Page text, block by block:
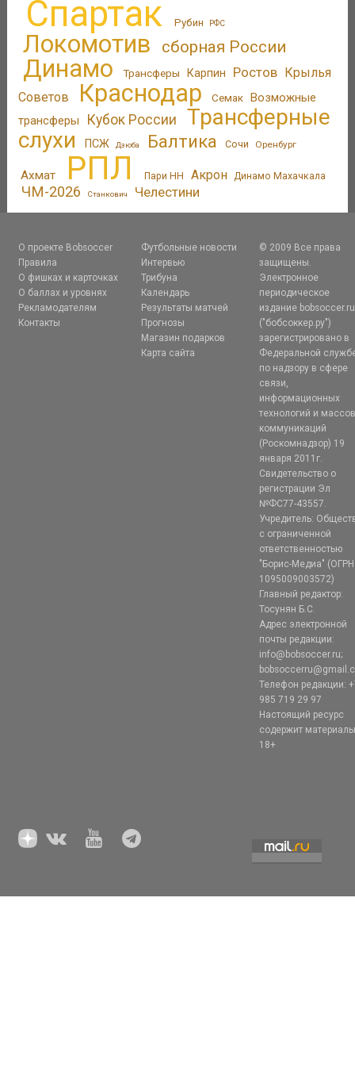
Спартак Рубин РФС
Локомотив сборная России
Динамо Трансферы Карпин Ростов Крылья
Советов
Краснодар Семак Возможные
трансферы
Кубок России
Трансферные
слухи
ПСЖ Дзюба Балтика Сочи Оренбург
Ахмат РПЛ Пари НН Акрон Динамо Махачкала
ЧМ-2026 Станкович Челестини
О проекте Bobsoccer
Правила
О фишках и карточках
О баллах и уровнях
Рекламодателям
Контакты
Футбольные новости
Интервью
Трибуна
Календарь
Результаты матчей
Прогнозы
Магазин подарков
Карта сайта
© 2009 Все права
защищены.
Электронное
периодическое
издание bobsoccer.ru
("бобсоккер.ру")
зарегистрировано в
Федеральной
по надзору в сфере
связи,
информационных
технологий и
коммуникаций
(Роскомнадзор) 19
января 2011г.
Свидетельство о
регистрации Эл
№ФС77-43557.
Учредитель:
с ограниченной
ответственностью
"Борис-Медиа" (ОГРН
1095009003572)
Главный редактор:
Тосунян Б.С.
Адрес электронной
почты редакции:
info@bobsoccer.ru;
Телефон редакции:
985 719 29 97
Настоящий ресурс
содержит
18+